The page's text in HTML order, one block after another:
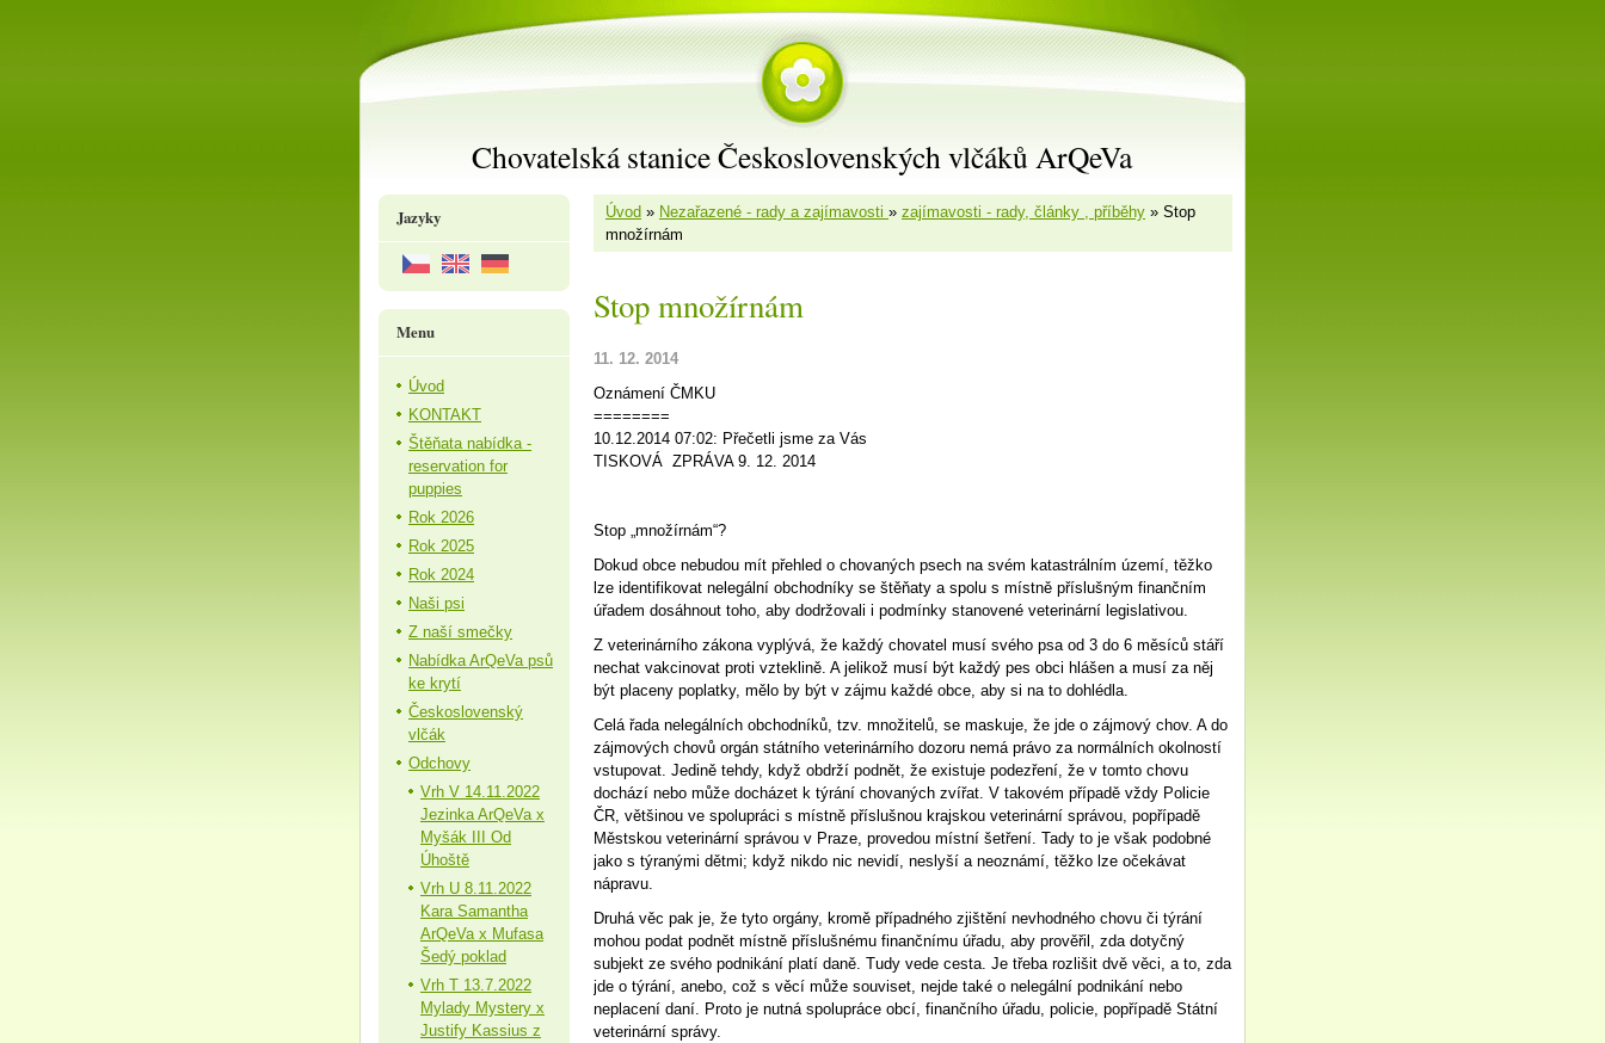
Chovatelská stanice Československých vlčáků ArQeVa
Úvod » Nezařazené - rady a zajímavosti » zajímavosti - rady, články , příběhy » Stop
množírnám
Stop množírnám
11. 12. 2014
Oznámení ČMKU
========
10.12.2014 07:02: Přečetli jsme za Vás
TISKOVÁ ZPRÁVA 9. 12. 2014
Stop „množírnám“?
Dokud obce nebudou mít přehled o chovaných psech na svém katastrálním území, těžko
lze identifikovat nelegální obchodníky se štěňaty a spolu s místně příslušným finančním
úřadem dosáhnout toho, aby dodržovali i podmínky stanovené veterinární legislativou.
Z veterinárního zákona vyplývá, že každý chovatel musí svého psa od 3 do 6 měsíců stáří
nechat vakcinovat proti vzteklině. A jelikož musí být každý pes obci hlášen a musí za něj
být placeny poplatky, mělo by být v zájmu každé obce, aby si na to dohlédla.
Celá řada nelegálních obchodníků, tzv. množitelů, se maskuje, že jde o zájmový chov. A do
zájmových chovů orgán státního veterinárního dozoru nemá právo za normálních okolností
vstupovat. Jedině tehdy, když obdrží podnět, že existuje podezření, že v tomto chovu
dochází nebo může docházet k týrání chovaných zvířat. V takovém případě vždy Policie
ČR, většinou ve spolupráci s místně příslušnou krajskou veterinární správou, popřípadě
Městskou veterinární správou v Praze, provedou místní šetření. Tady to je však podobné
jako s týranými dětmi; když nikdo nic nevidí, neslyší a neoznámí, těžko lze očekávat
nápravu.
Druhá věc pak je, že tyto orgány, kromě případného zjištění nevhodného chovu či týrání
mohou podat podnět místně příslušnému finančnímu úřadu, aby prověřil, zda dotyčný
subjekt ze svého podnikání platí daně. Tudy vede cesta. Je třeba rozlišit dvě věci, a to, zda
jde o týrání, anebo, což s věcí může souviset, nejde také o nelegální podnikání nebo
neplacení daní. Proto je nutná spolupráce obcí, finančního úřadu, policie, popřípadě Státní
veterinární správy.
Jazyky
Menu
Úvod
KONTAKT
Štěňata nabídka -
reservation for
puppies
Rok 2026
Rok 2025
Rok 2024
Naši psi
Z naší smečky
Nabídka ArQeVa psů
ke krytí
Československý
vlčák
Odchovy
Vrh V 14.11.2022
Jezinka ArQeVa x
Myšák III Od
Úhoště
Vrh U 8.11.2022
Kara Samantha
ArQeVa x Mufasa
Šedý poklad
Vrh T 13.7.2022
Mylady Mystery x
Justify Kassius z